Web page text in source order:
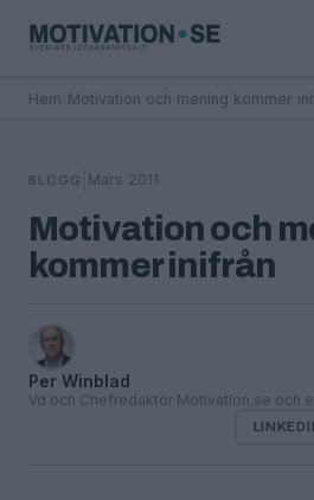
Hem Motivation och mening kommer
BLOGG Mars 2011
Motivation och
kommer inifrån
Per Winblad
Vd och Chefredaktör Motivation.se och